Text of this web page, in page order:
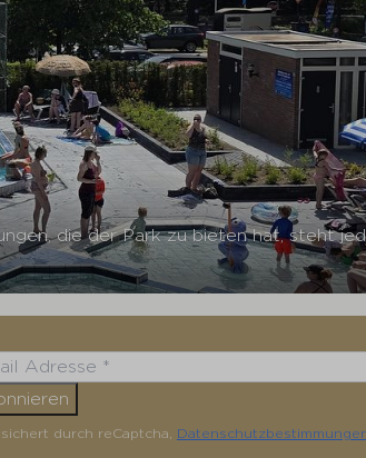
die der Park zu bieten hat, steht
durch reCaptcha,